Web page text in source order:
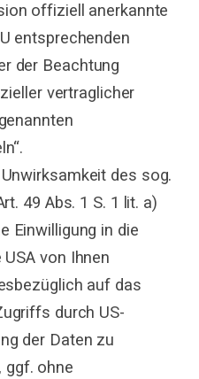
offiziell anerkannte
entsprechenden
der Beachtung
vertraglicher
des sog.
49 Abs. 1 S. 1 lit. a)
Einwilligung in die
von Ihnen
auf das
durch US-
der Daten zu
ggf. ohne